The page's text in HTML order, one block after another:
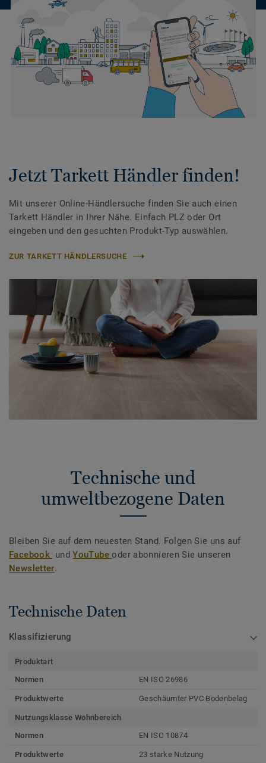
Jetzt Tarkett Händler finden!
Mit unserer Online-Händlersuche finden Sie auch einen
Tarkett Händler in Ihrer Nähe. Einfach PLZ oder Ort
eingeben und den gesuchten Produkt-Typ auswählen.
ZUR TARKETT HÄNDLERSUCHE
Technische und
umweltbezogene Daten
Bleiben Sie auf dem neuesten Stand. Folgen Sie uns auf
Facebook undYouTubeoder abonnieren Sie unseren
Newsletter.
Technische Daten
Klassifizierung
Produktart
Normen
EN ISO 26986
Produktwerte Geschäumter PVC Bodenbelag
Nutzungsklasse Wohnbereich
Normen
EN ISO 10874
Produktwerte 23 starke Nutzung